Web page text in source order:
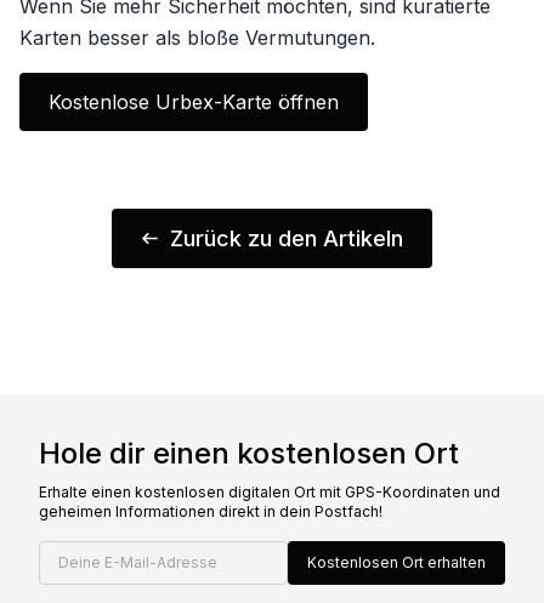
Wenn Sie mehr Sicherheit möchten, sind kuratierte
Karten besser als bloße Vermutungen.
Kostenlose Urbex-Karte öffnen
Zurück zu den Artikeln
Hole dir einen kostenlosen Ort
Erhalte einen kostenlosen digitalen Ort mit GPS-Koordinaten und
geheimen Informationen direkt in dein Postfach!
Deine E-Mail-Adresse Kostenlosen Ort erhalten